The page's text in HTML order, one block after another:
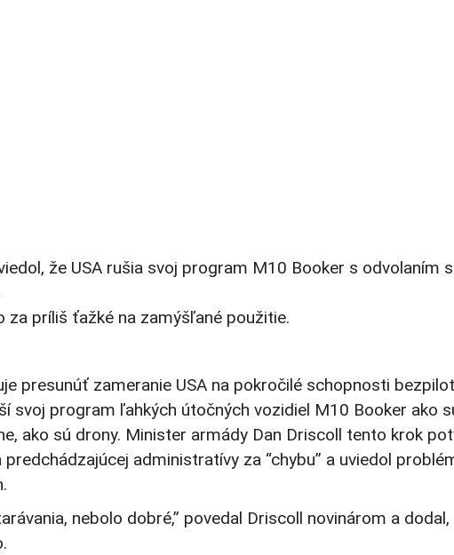
že USA rušia svoj program M10 Booker s odvolaním
za príliš ťažké na zamýšľané použitie.
presunúť zameranie USA na pokročilé schopnosti
svoj program ľahkých útočných vozidiel M10 Booker ako
ako sú drony. Minister armády Dan Driscoll tento krok
administratívy za “chybu” a uviedol
nebolo dobré,” povedal Driscoll novinárom a dodal,